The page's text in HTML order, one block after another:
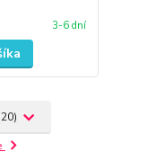
3-6 dní